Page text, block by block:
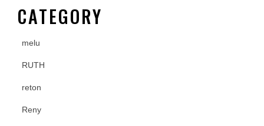
k
CATEGORY
melu
RUTH
reton
Reny